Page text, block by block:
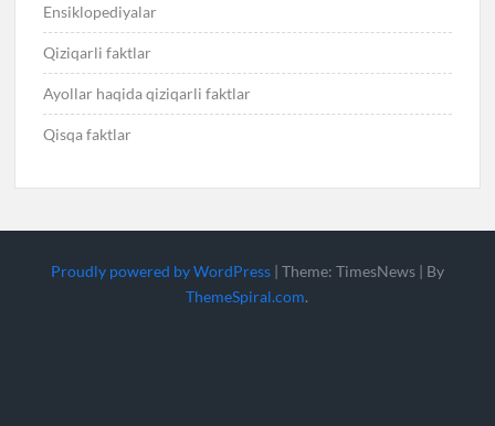
Ensiklopediyalar
Qiziqarli faktlar
Ayollar haqida qiziqarli faktlar
Qisqa faktlar
Proudly powered by WordPress | Theme: TimesNews | By
ThemeSpiral.com.